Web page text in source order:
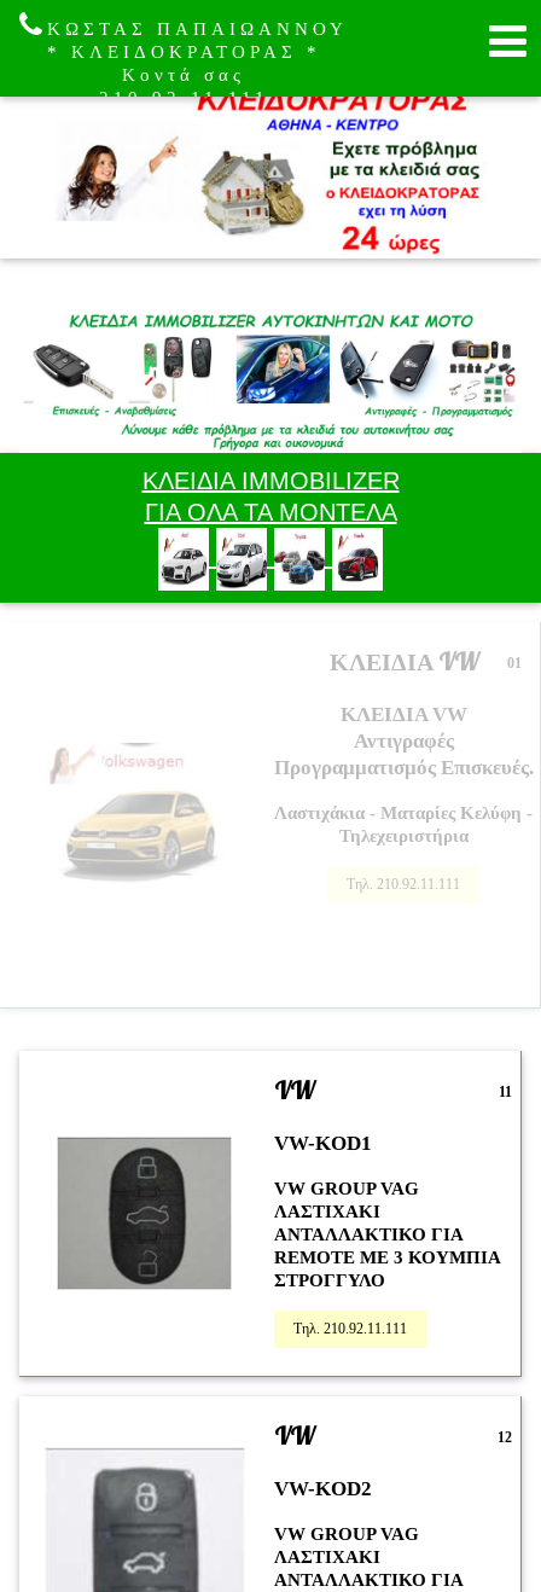
ΚΩΣΤΑΣ ΠΑΠΑΙΩΑΝΝΟΥ
* ΚΛΕΙΔΟΚΡΑΤΟΡΑΣ *
Κοντά σας
210.92.11.111
ΚΛΕΙΔΙΑ IMMOBILIZER
ΓΙΑ ΟΛΑ ΤΑ ΜΟΝΤΕΛΑ
ΚΛΕΙΔΙΑ VW
ΚΛΕΙΔΙΑ VW
Αντιγραφές
Προγραμματισμός Επισκευές.
Λαστιχάκια - Ματαρίες Κελύφη -
Τηλεχειριστήρια
Τηλ. 210.92.11.111
01
VW
VW-KOD1
VW GROUP VAG
ΛΑΣΤΙΧΑΚΙ
ΑΝΤΑΛΛΑΚΤΙΚΟ ΓΙΑ
REMOTE ME 3 ΚΟΥΜΠΙΑ
ΣΤΡΟΓΓΥΛΟ
Τηλ. 210.92.11.111
11
VW
VW-KOD2
VW GROUP VAG
ΛΑΣΤΙΧΑΚΙ
ΑΝΤΑΛΛΑΚΤΙΚΟ ΓΙΑ
12